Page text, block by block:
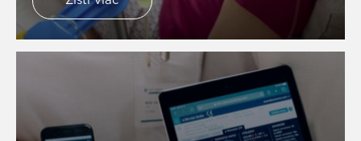
štandardmi.